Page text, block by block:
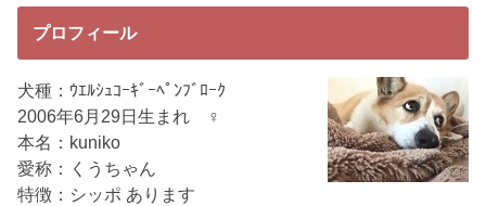
プロフィール
犬種：ｳｴﾙｼｭｺｰｷﾞｰﾍﾟﾝﾌﾞﾛｰｸ
2006年6月29日生まれ ♀
本名：kuniko
愛称：くうちゃん
特徴：シッポ あります